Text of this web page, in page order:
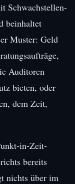
Schwachstellen-
beinhaltet
Muster: Geld
Auditoren
bieten, oder
dem Zeit,
in-Zeit-
bereits
nichts über im